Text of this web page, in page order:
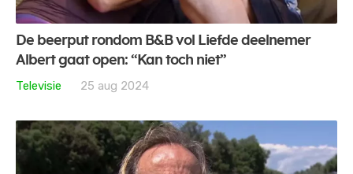
De beerput rondom B&B vol Liefde deelnemer
Albert gaat open: “Kan toch niet”
Televisie
25 aug 2024